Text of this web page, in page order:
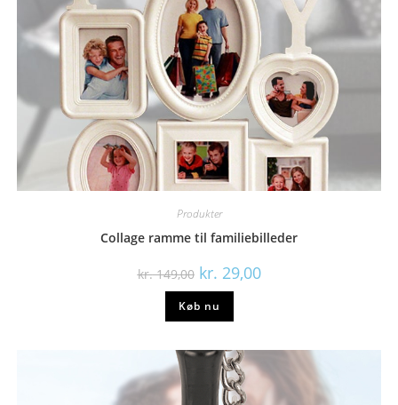
Produkter
Collage ramme til familiebilleder
kr.149,00 Den
oprindelige
pris
var:
kr. 149,00.
kr. 29,00Den
aktuelle
Køb nu